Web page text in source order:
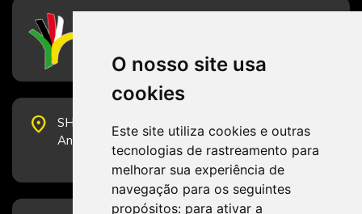
O nosso site usa
cookies
Este site utiliza cookies e outras
tecnologias de rastreamento para
melhorar sua experiência de
navegação para os seguintes
propósitos: para ativar a
place
SHS Quadra 6, Bloco E, Complexo Brasil 21, 20º
Andar, Sala 2001 - CEP 70322-915 - Brasília/DF